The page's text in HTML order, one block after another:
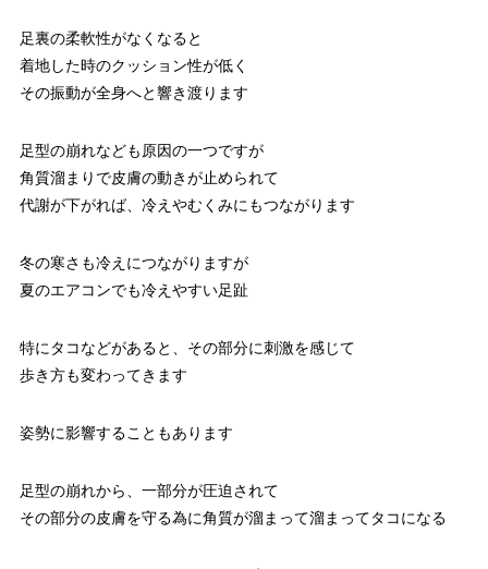
足裏の柔軟性がなくなると
着地した時のクッション性が低く
その振動が全身へと響き渡ります
足型の崩れなども原因の一つですが
角質溜まりで皮膚の動きが止められて
代謝が下がれば、冷えやむくみにもつながります
冬の寒さも冷えにつながりますが
夏のエアコンでも冷えやすい足趾
特にタコなどがあると、その部分に刺激を感じて
歩き方も変わってきます
姿勢に影響することもあります
足型の崩れから、一部分が圧迫されて
その部分の皮膚を守る為に角質が溜まって溜まってタコになる